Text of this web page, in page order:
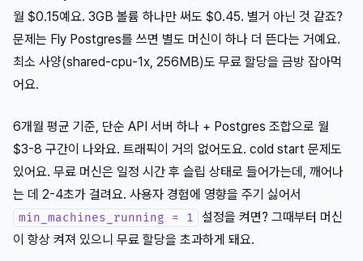
월 $0.15예요. 3GB 볼륨 하나만 써도 $0.45. 별거 아닌 것 같죠?
문제는 Fly Postgres를 쓰면 별도 머신이 하나 더 뜬다는 거예요.
최소 사양(shared-cpu-1x, 256MB)도 무료 할당을 금방 잡아먹
어요.
6개월 평균 기준, 단순 API 서버 하나 + Postgres 조합으로 월
$3-8 구간이 나와요. 트래픽이 거의 없어도요. cold start 문제도
있어요. 무료 머신은 일정 시간 후 슬립 상태로 들어가는데, 깨어나
는 데 2-4초가 걸려요. 사용자 경험에 영향을 주기 싫어서
min_machines_running = 1
설정을 켜면? 그때부터 머신
이 항상 켜져 있으니 무료 할당을 초과하게 돼요.